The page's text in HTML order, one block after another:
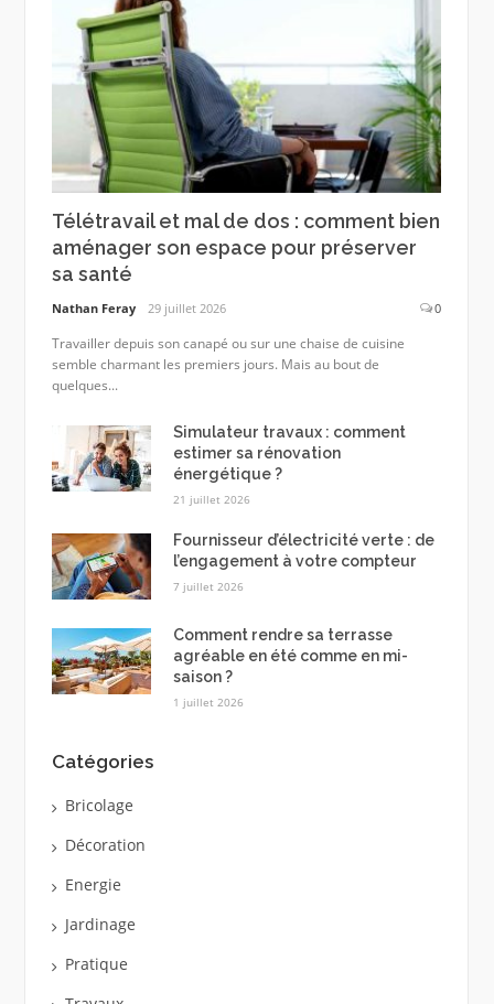
Télétravail et mal de dos : comment bien
aménager son espace pour préserver
sa santé
Nathan Feray 29 juillet 2026 0
Travailler depuis son canapé ou sur une chaise de cuisine
semble charmant les premiers jours. Mais au bout de
quelques...
Simulateur travaux : comment
estimer sa rénovation
énergétique ?
21 juillet 2026
Fournisseur d’électricité verte : de
l’engagement à votre compteur
7 juillet 2026
Comment rendre sa terrasse
agréable en été comme en mi-
saison ?
1 juillet 2026
Catégories
Bricolage
Décoration
Energie
Jardinage
Pratique